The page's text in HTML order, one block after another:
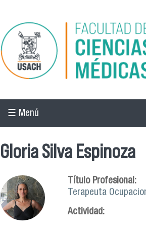
Pasar al contenido principal
☰ Menú
Gloria Silva Espinoza
Título Profesional:
Terapeuta
Actividad: